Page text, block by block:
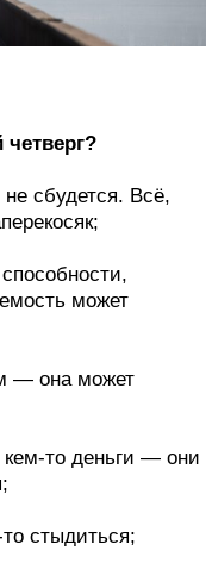
сбудется. Всё,
может
— она может
то деньги — они
стыдиться;